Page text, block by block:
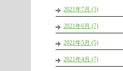
2021年7月 (5)
2021年6月 (7)
2021年5月 (5)
2021年4月 (7)